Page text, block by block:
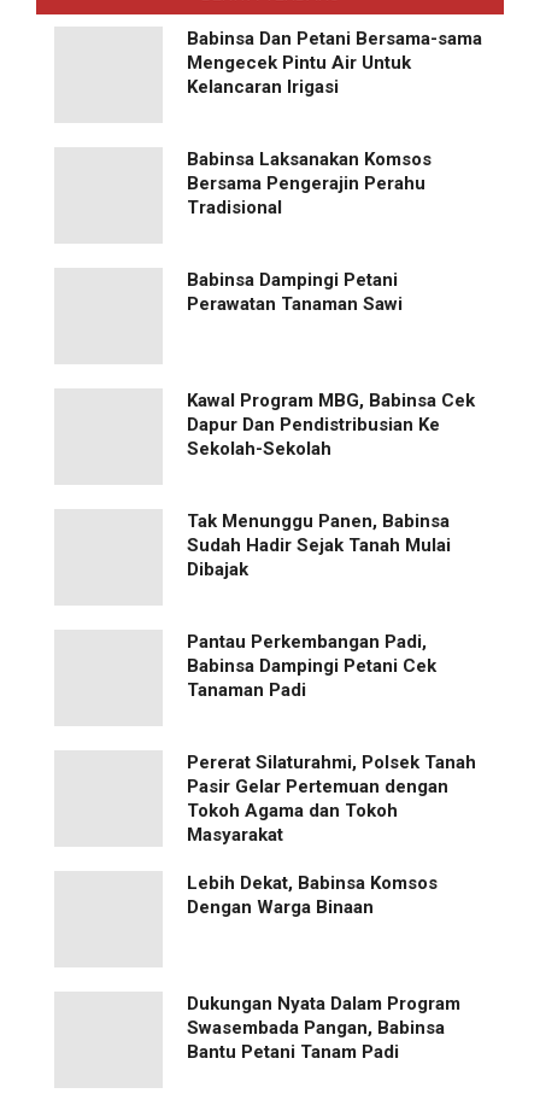
Babinsa Dan Petani Bersama-sama
Mengecek Pintu Air Untuk
Kelancaran Irigasi
Babinsa Laksanakan Komsos
Bersama Pengerajin Perahu
Tradisional
Babinsa Dampingi Petani
Perawatan Tanaman Sawi
Kawal Program MBG, Babinsa Cek
Dapur Dan Pendistribusian Ke
Sekolah-Sekolah
Tak Menunggu Panen, Babinsa
Sudah Hadir Sejak Tanah Mulai
Dibajak
Pantau Perkembangan Padi,
Babinsa Dampingi Petani Cek
Tanaman Padi
Pererat Silaturahmi, Polsek Tanah
Pasir Gelar Pertemuan dengan
Tokoh Agama dan Tokoh
Masyarakat
Lebih Dekat, Babinsa Komsos
Dengan Warga Binaan
Dukungan Nyata Dalam Program
Swasembada Pangan, Babinsa
Bantu Petani Tanam Padi